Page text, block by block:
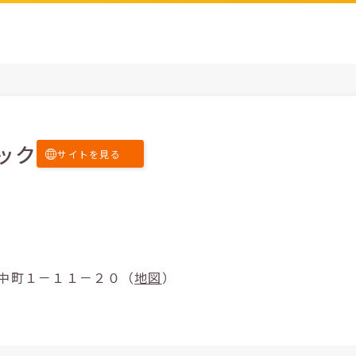
ク サイトを見る
田中町１－１１－２０（地図）